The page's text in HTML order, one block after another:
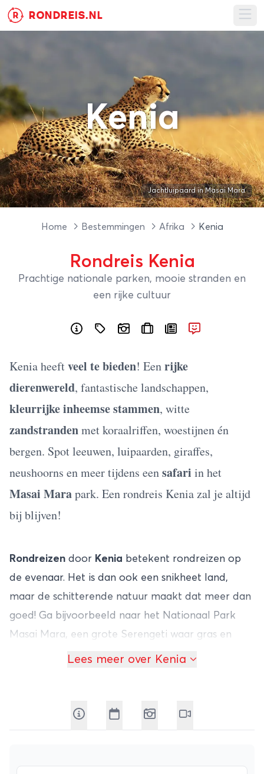
R RONDREIS.NL
Kenia
Jachtluipaard in Masai Mara
Home Bestemmingen Afrika Kenia
Rondreis Kenia
Prachtige nationale parken, mooie stranden en
een rijke cultuur
Kenia heeftveel te bieden! Eenrijke
dierenwereld, fantastische landschappen,
kleurrijke inheemse stammen, witte
zandstrandenmet koraalriffen, woestijnen én
bergen. Spot leeuwen, luipaarden, giraffes,
neushoorns en meer tijdens eensafari in het
Masai Marapark. Een rondreis Kenia zal je altijd
bij blijven!
Rondreizen door Kenia betekent rondreizen op
de evenaar. Het is dan ook een snikheet land,
maar de schitterende natuur maakt dat meer dan
goed! Ga bijvoorbeeld naar het Nationaal Park
Masai Mara, een grote Serengeti waar gras en
rivierbos in elkaar overlopen. Je komt er bijna alle
Kenia
dan naar het Victoriameer.
Dit enorme meer laat een heel andere, maar
het meer wonen veel stammen die leven van de
Lees meer over Kenia